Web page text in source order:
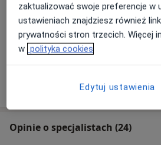
Powiększ
Kaszubska 24, 83-320 Sulęczyno
Opinie o specjalistach (24)
zaktualizować swoje preferencje w
ustawieniach znajdziesz również
prywatności stron trzecich. Więcej
w polityka cookies
Edytuj ustawienia